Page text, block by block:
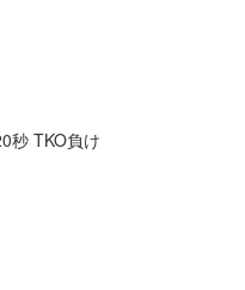
秒 TKO負け